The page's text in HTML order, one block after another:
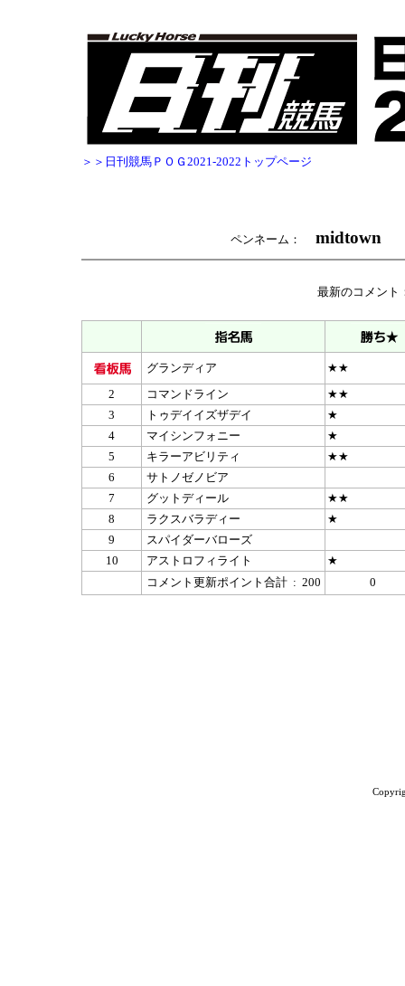
＞＞日刊競馬ＰＯＧ2021-2022トップページ
ペンネーム： midtown
最新のコメント
グランディア
★★
2
コマンドライン
★★
3
トゥデイイズザデイ
★
4
マイシンフォニー
★
5
キラーアビリティ
★★
6
サトノゼノビア
7
グットディール
★★
8
ラクスバラディー
★
9
スパイダーバローズ
10
アストロフィライト
★
コメント更新ポイント合計 : 200
0